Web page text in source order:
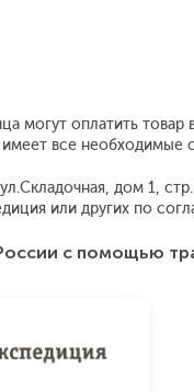
могут оплатить
все необходимые
дом 1,
или других по
с помощью